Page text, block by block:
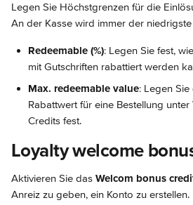
Legen Sie Höchstgrenzen für die
An der Kasse wird immer der
Redeemable (%): Legen Sie fest,
mit Gutschriften rabattiert werden
Max. redeemable value: Legen
Rabattwert für eine Bestellung
Credits fest.
Loyalty welcome
Aktivieren Sie das Welcom bonus
Anreiz zu geben, ein Konto zu erstellen.